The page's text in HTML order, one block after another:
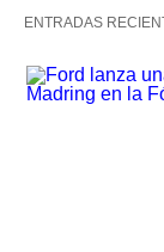
ENTRADAS